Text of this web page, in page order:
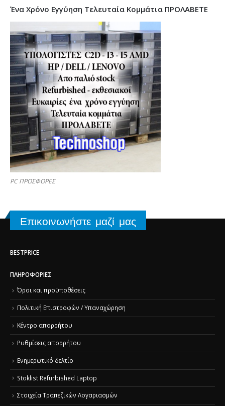
Ένα Χρόνο Εγγύηση Τελευταία Κομμάτια ΠΡΟΛΑΒΕΤΕ
PC ΠΡΟΣΦΟΡΕΣ
Επικοινωνήστε μαζί μας
BESTPRICE
ΠΛΗΡΟΦΟΡΊΕΣ
Όροι και προϋποθέσεις
Πολιτική Επιστροφών / Υπαναχώρηση
Κέντρο απορρήτου
Ρυθμίσεις απορρήτου
Ενημερωτικό δελτίο
Stoklist Refurbished Laptop
Στοιχεία Τραπεζικών Λογαριασμών